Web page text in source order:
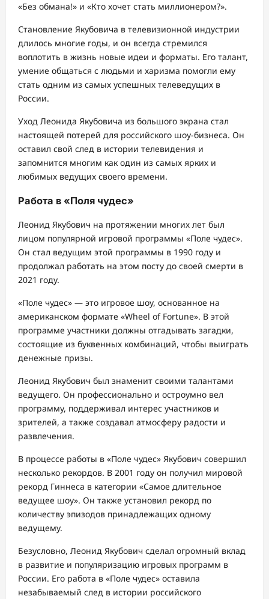
«Без обмана!» и «Кто хочет стать миллионером?».
Становление Якубовича в телевизионной индустрии
длилось многие годы, и он всегда стремился
воплотить в жизнь новые идеи и форматы. Его талант,
умение общаться с людьми и харизма помогли ему
стать одним из самых успешных телеведущих в
России.
Уход Леонида Якубовича из большого экрана стал
настоящей потерей для российского шоу-бизнеса. Он
оставил свой след в истории телевидения и
запомнится многим как один из самых ярких и
любимых ведущих своего времени.
Работа в «Поля чудес»
Леонид Якубович на протяжении многих лет был
лицом популярной игровой программы «Поле чудес».
Он стал ведущим этой программы в 1990 году и
продолжал работать на этом посту до своей смерти в
2021 году.
«Поле чудес» — это игровое шоу, основанное на
американском формате «Wheel of Fortune». В этой
программе участники должны отгадывать загадки,
состоящие из буквенных комбинаций, чтобы выиграть
денежные призы.
Леонид Якубович был знаменит своими талантами
ведущего. Он профессионально и остроумно вел
программу, поддерживал интерес участников и
зрителей, а также создавал атмосферу радости и
развлечения.
В процессе работы в «Поле чудес» Якубович совершил
несколько рекордов. В 2001 году он получил мировой
рекорд Гиннеса в категории «Самое длительное
ведущее шоу». Он также установил рекорд по
количеству эпизодов принадлежащих одному
ведущему.
Безусловно, Леонид Якубович сделал огромный вклад
в развитие и популяризацию игровых программ в
России. Его работа в «Поле чудес» оставила
незабываемый след в истории российского